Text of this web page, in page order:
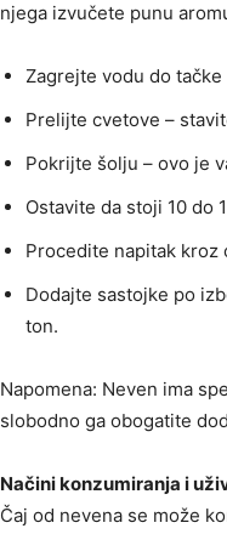
njega izvučete punu
Zagrejte vodu do
Prelijte cvetove –
Pokrijte šolju – ovo je
Ostavite da stoji 10 do
Procedite napitak
Dodajte sastojke po
ton.
Napomena: Neven ima
slobodno ga obogatite
Načini konzumiranja i
Čaj od nevena se može